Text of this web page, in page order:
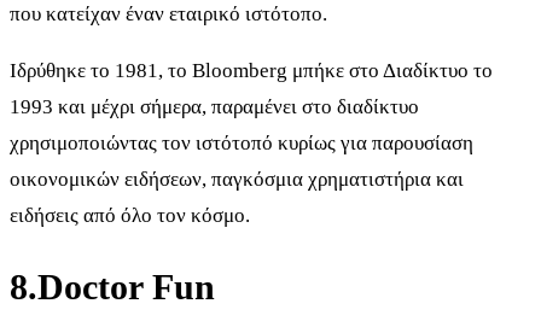
που κατείχαν έναν εταιρικό ιστότοπο.
Ιδρύθηκε το 1981, το Bloomberg μπήκε στο Διαδίκτυο το
1993 και μέχρι σήμερα, παραμένει στο διαδίκτυο
χρησιμοποιώντας τον ιστότοπό κυρίως για παρουσίαση
οικονομικών ειδήσεων, παγκόσμια χρηματιστήρια και
ειδήσεις από όλο τον κόσμο.
8.Doctor Fun